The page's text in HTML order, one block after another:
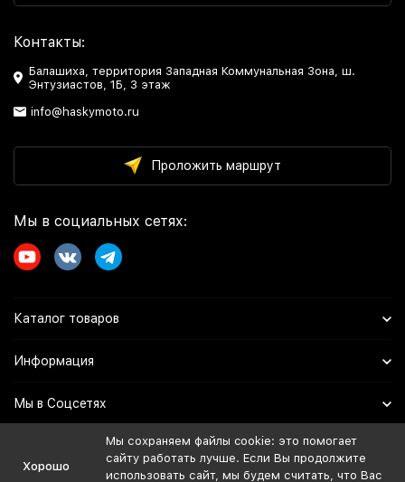
Контакты:
Балашиха, территория Западная Коммунальная Зона, ш.
Энтузиастов, 1Б, 3 этаж
info@haskymoto.ru
Проложить маршрут
Мы в социальных сетях:
Каталог товаров
Информация
Мы в Соцсетях
Политика персональных данных
Хорошо
Мы сохраняем файлы cookie: это помогает
сайту работать лучше. Если Вы продолжите
использовать сайт, мы будем считать, что Вас